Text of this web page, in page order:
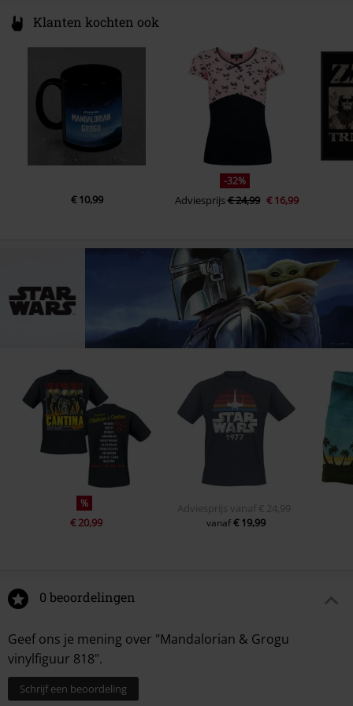
Klanten kochten ook
€ 10,99
-32%
Adviesprijs€ 24,99 € 16,99
%
€ 20,99
Adviesprijs vanaf € 24,99
vanaf€ 19,99
0 beoordelingen
Geef ons je mening over "Mandalorian & Grogu
vinylfiguur 818".
Schrijf een beoordeling